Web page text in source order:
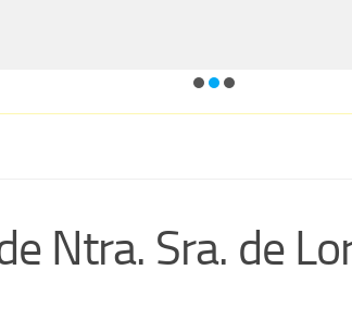
Ntra. Sra. de